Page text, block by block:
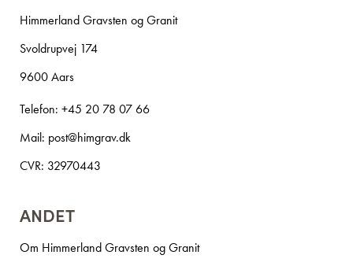
Himmerland Gravsten og Granit
Svoldrupvej 174
9600 Aars
Telefon: +45 20 78 07 66
Mail: post@himgrav.dk
CVR: 32970443
ANDET
Om Himmerland Gravsten og Granit